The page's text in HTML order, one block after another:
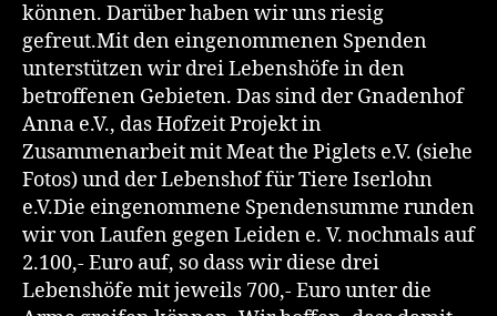
können. Darüber haben wir uns riesig
gefreut.Mit den eingenommenen Spenden
unterstützen wir drei Lebenshöfe in den
betroffenen Gebieten. Das sind der Gnadenhof
Anna e.V., das Hofzeit Projekt in
Zusammenarbeit mit Meat the Piglets e.V. (siehe
Fotos) und der Lebenshof für Tiere Iserlohn
e.V.Die eingenommene Spendensumme runden
wir von Laufen gegen Leiden e. V. nochmals auf
2.100,- Euro auf, so dass wir diese drei
Lebenshöfe mit jeweils 700,- Euro unter die